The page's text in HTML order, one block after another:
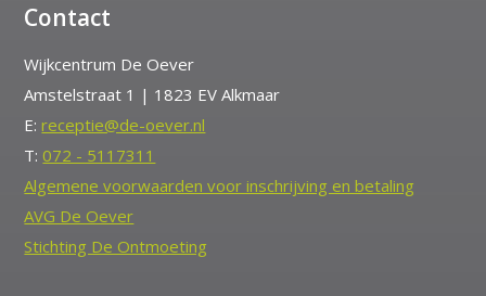
Contact
Wijkcentrum De Oever
Amstelstraat 1 | 1823 EV Alkmaar
E: receptie@de-oever.nl
T: 072 - 5117311
Algemene voorwaarden voor inschrijving en betaling
AVG De Oever
Stichting De Ontmoeting